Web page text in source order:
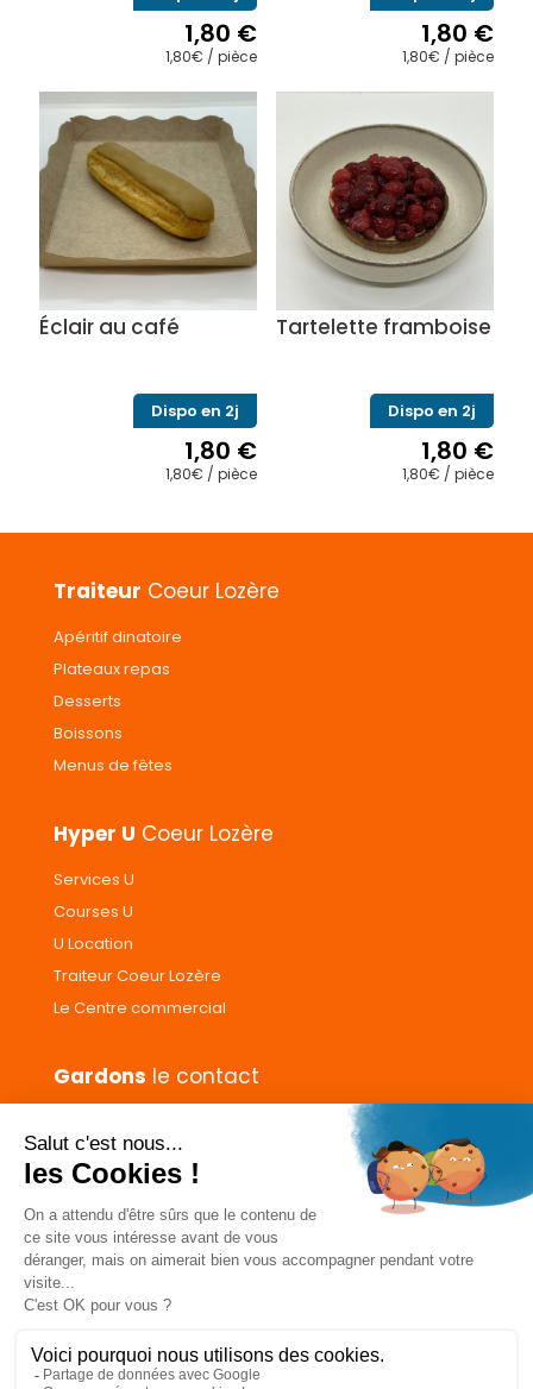
1,80 €
1,80€ / pièce
1,80 €
1,80€ / pièce
Éclair au café
Dispo en 2j
1,80 €
1,80€ / pièce
Tartelette framboise
Dispo en 2j
1,80 €
1,80€ / pièce
Traiteur Coeur Lozère
Apéritif dinatoire
Plateaux repas
Desserts
Boissons
Menus de fêtes
Hyper U Coeur Lozère
Services U
Courses U
U Location
Traiteur Coeur Lozère
Le Centre commercial
Gardons le contact
Donnez votre avis
CGVs Livraison et paiement
Mentions légales
Confidentialité
Pour votre santé, ne grignotez pas entre les repas.
www.mangerbouger.fr